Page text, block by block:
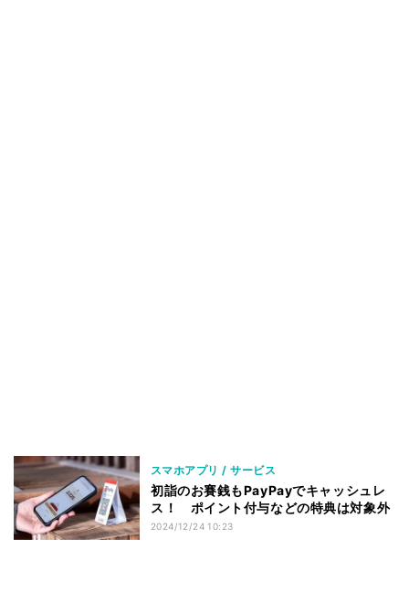
スマホアプリ / サービス
初詣のお賽銭もPayPayでキャッシュレ
ス！ ポイント付与などの特典は対象外
2024/12/24 10:23